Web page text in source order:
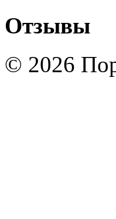
Отзывы
© 2026